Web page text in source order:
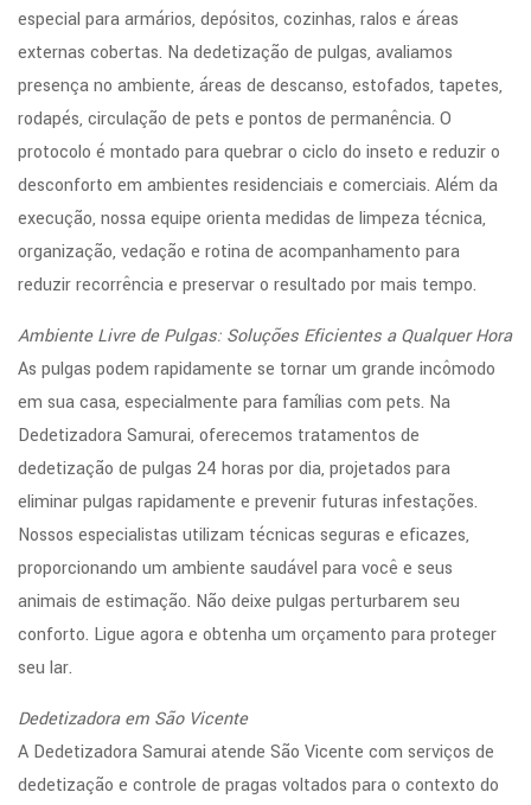
especial para armários, depósitos, cozinhas, ralos e áreas
externas cobertas. Na dedetização de pulgas, avaliamos
presença no ambiente, áreas de descanso, estofados, tapetes,
rodapés, circulação de pets e pontos de permanência. O
protocolo é montado para quebrar o ciclo do inseto e reduzir o
desconforto em ambientes residenciais e comerciais. Além da
execução, nossa equipe orienta medidas de limpeza técnica,
organização, vedação e rotina de acompanhamento para
reduzir recorrência e preservar o resultado por mais tempo.
Ambiente Livre de Pulgas: Soluções Eficientes a Qualquer Hora
As pulgas podem rapidamente se tornar um grande incômodo
em sua casa, especialmente para famílias com pets. Na
Dedetizadora Samurai, oferecemos tratamentos de
dedetização de pulgas 24 horas por dia, projetados para
eliminar pulgas rapidamente e prevenir futuras infestações.
Nossos especialistas utilizam técnicas seguras e eficazes,
proporcionando um ambiente saudável para você e seus
animais de estimação. Não deixe pulgas perturbarem seu
conforto. Ligue agora e obtenha um orçamento para proteger
seu lar.
Dedetizadora em São Vicente
A Dedetizadora Samurai atende São Vicente com serviços de
dedetização e controle de pragas voltados para o contexto do